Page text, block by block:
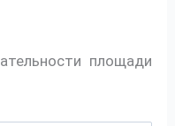
площади